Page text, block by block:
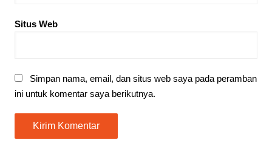
Situs Web
Simpan nama, email, dan situs web saya pada peramban
ini untuk komentar saya berikutnya.